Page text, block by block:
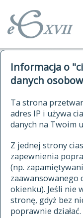
Informacja o
danych
Ta strona
adres IP i używa
danych na Twoim
Z jednej strony
zapewnienia
(np.
zaawansowanego
okienku). Jeśli nie
stronę, gdyż bez
poprawnie działać.
autorzy Słownika
historia
publikacje
źródła
autorzy tekstów
zasady opracowania
statystyki
najnowsze hasła
ostatnio
kwerendy
jak cytować Słownik
XVII
zaczynające